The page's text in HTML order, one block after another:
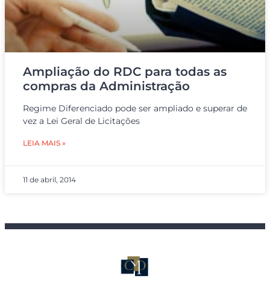
Ampliação do RDC para todas as
compras da Administração
Regime Diferenciado pode ser ampliado e superar de
vez a Lei Geral de Licitações
LEIA MAIS »
11 de abril, 2014